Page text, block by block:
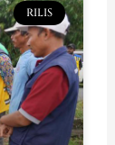
RILIS